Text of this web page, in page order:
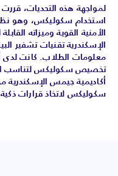
لمواجهة هذه التحديات،
استخدام سكوليكس، وهو
الأمنية القوية وميزاته
الإسكندرية تقنيات تشفير
معلومات الطلاب. كانت لدى
تخصيص سكوليكس لتناسب
أكاديمية جيمس الإسكندرية
سكوليكس لاتخاذ قرارات ذكية